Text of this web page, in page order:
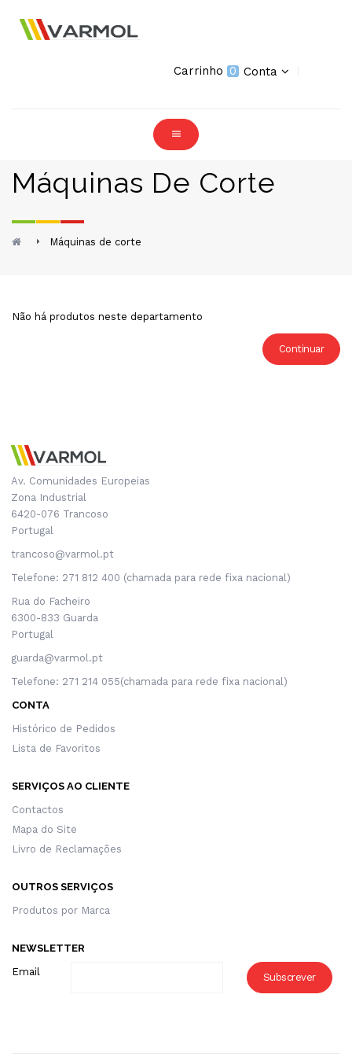
Conta
Carrinho 0
Máquinas De Corte
Máquinas de corte
Não há produtos neste departamento
Continuar
Av. Comunidades Europeias
Zona Industrial
6420-076 Trancoso
Portugal
trancoso@varmol.pt
Telefone: 271 812 400 (chamada para rede fixa nacional)
Rua do Facheiro
6300-833 Guarda
Portugal
guarda@varmol.pt
Telefone: 271 214 055(chamada para rede fixa nacional)
CONTA
Histórico de Pedidos
Lista de Favoritos
SERVIÇOS AO CLIENTE
Contactos
Mapa do Site
Livro de Reclamações
OUTROS SERVIÇOS
Produtos por Marca
NEWSLETTER
Email
Subscrever